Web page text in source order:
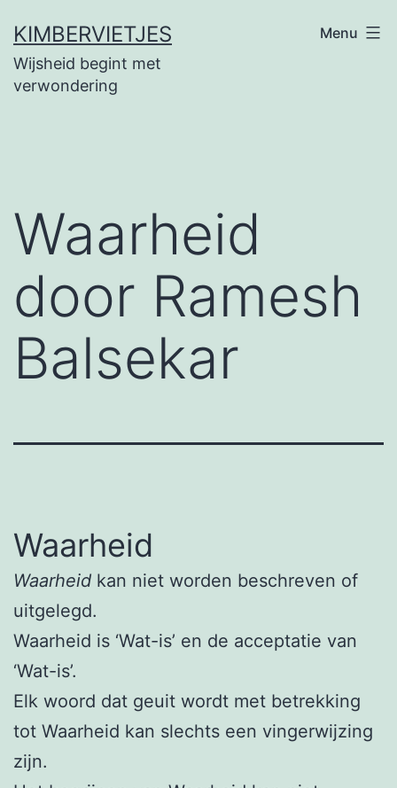
naar
de
KIMBERVIETJES
Wijsheid begint met
verwondering
Menu
Waarheid
door Ramesh
Balsekar
Waarheid
Waarheid kan niet worden beschreven of
uitgelegd.
Waarheid is ‘Wat-is’ en de acceptatie van
‘Wat-is’.
Elk woord dat geuit wordt met betrekking
tot Waarheid kan slechts een vingerwijzing
zijn.